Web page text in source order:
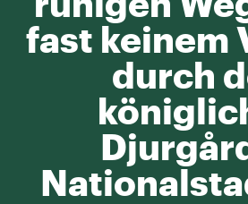
fast keinem
durch